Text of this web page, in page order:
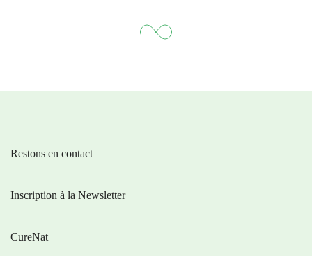
Restons en contact
Inscription à la Newsletter
CureNat